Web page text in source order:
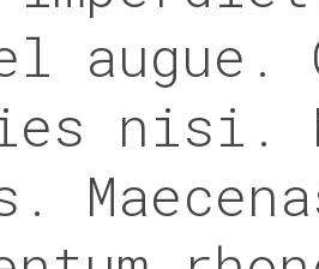
augue.
nisi.